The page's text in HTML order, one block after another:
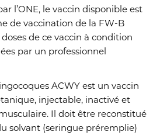
l’ONE, le vaccin disponible est
de vaccination de la FW-B
de ce vaccin à condition
par un professionnel
ACWY est un vaccin
injectable, inactivé et
Il doit être reconstitué
solvant (seringue préremplie)